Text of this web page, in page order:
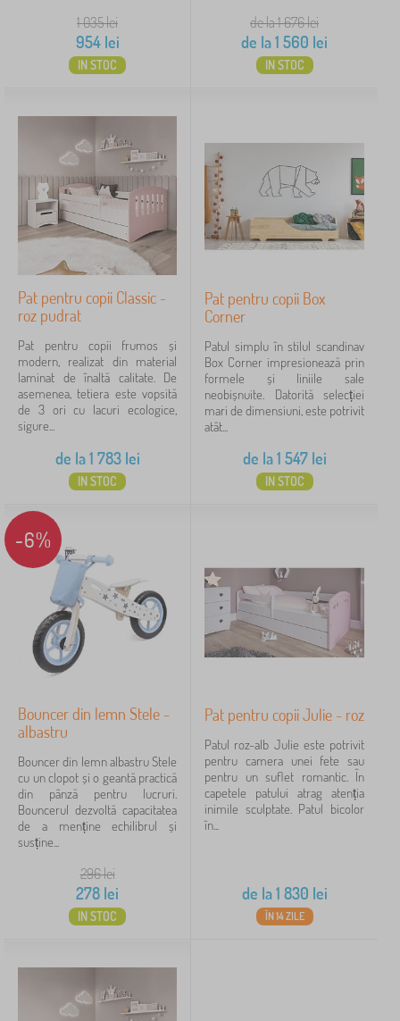
1 035lei
954lei
IN STOC
de la 1 676lei
de la1 560 lei
IN STOC
Pat pentru copii Classic -
roz pudrat
Pat pentru copii frumos și
modern, realizat din material
laminat de înaltă calitate. De
asemenea, tetiera este vopsită
de 3 ori cu lacuri ecologice,
sigure...
de la1 783lei
IN STOC
Pat pentru copii Box
Corner
Patul simplu în stilul scandinav
Box Corner impresionează prin
formele și liniile sale
neobișnuite. Datorită selecției
mari de dimensiuni, este potrivit
atât...
de la1 547lei
IN STOC
-6%
Bouncer din lemn Stele -
albastru
Bouncer din lemn albastru Stele
cu un clopot și o geantă practică
din pânză pentru lucruri.
Bouncerul dezvoltă capacitatea
de a menține echilibrul și
susține...
296lei
278 lei
IN STOC
Pat pentru copii Julie - roz
Patul roz-alb Julie este potrivit
pentru camera unei fete sau
pentru un suflet romantic. În
capetele patului atrag atenția
inimile sculptate. Patul bicolor
în...
de la1 830 lei
ÎN 14 ZILE